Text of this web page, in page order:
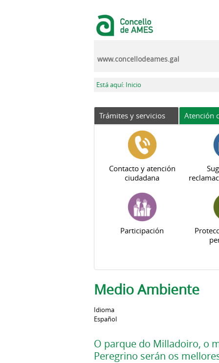
www.concellodeames.gal
Se encuentra usted aquí
Está aquí: Inicio
Trámites y servicios Atención
Contacto y atención
ciudadana
Participación
Medio Ambiente
Idioma
Español
O parque do Milladoiro, o
Peregrino serán os